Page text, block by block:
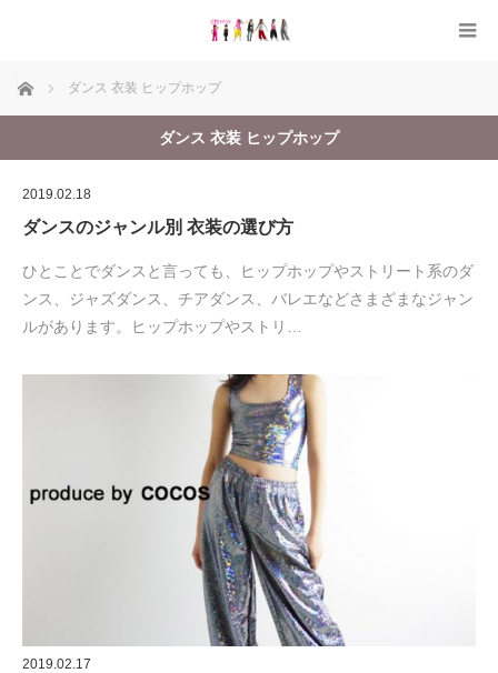
ホーム ダンス 衣装 ヒップホップ
ダンス 衣装 ヒップホップ
2019.02.18
ダンスのジャンル別 衣装の選び方
ひとことでダンスと言っても、ヒップホップやストリート系のダ
ンス、ジャズダンス、チアダンス、バレエなどさまざまなジャン
ルがあります。ヒップホップやストリ…
2019.02.17